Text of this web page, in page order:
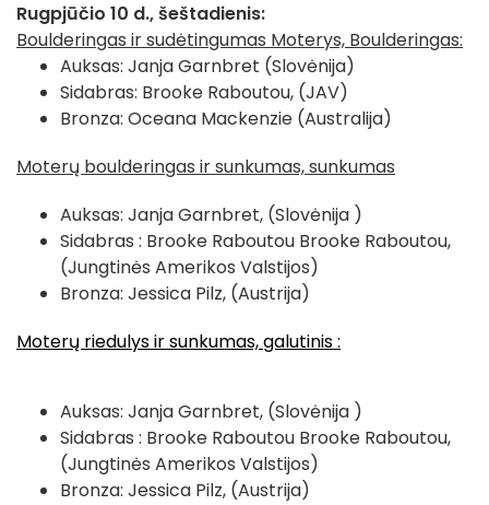
Rugpjūčio 10 d., šeštadienis:
Boulderingas ir sudėtingumas Moterys, Boulderingas:
Auksas: Janja Garnbret (Slovėnija)
Sidabras: Brooke Raboutou, (JAV)
Bronza: Oceana Mackenzie (Australija)
Moterų boulderingas ir sunkumas, sunkumas
Auksas: Janja Garnbret, (Slovėnija )
Sidabras : Brooke Raboutou Brooke Raboutou,
(Jungtinės Amerikos Valstijos)
Bronza: Jessica Pilz, (Austrija)
Moterų riedulys ir sunkumas, galutinis :
Auksas: Janja Garnbret, (Slovėnija )
Sidabras : Brooke Raboutou Brooke Raboutou,
(Jungtinės Amerikos Valstijos)
Bronza: Jessica Pilz, (Austrija)